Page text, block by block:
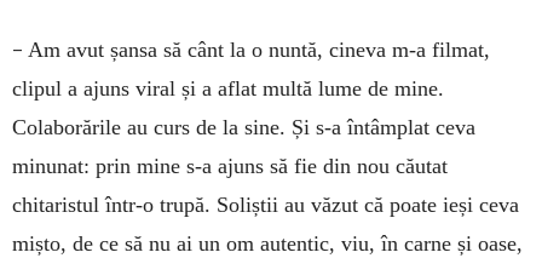
– Am avut șansa să cânt la o nuntă, cineva m-a filmat,
clipul a ajuns viral și a aflat multă lume de mine.
Colaborările au curs de la sine. Și s-a întâmplat ceva
minunat: prin mine s-a ajuns să fie din nou căutat
chitaristul într-o trupă. Soliștii au văzut că poate ieși ceva
mișto, de ce să nu ai un om autentic, viu, în carne și oase,